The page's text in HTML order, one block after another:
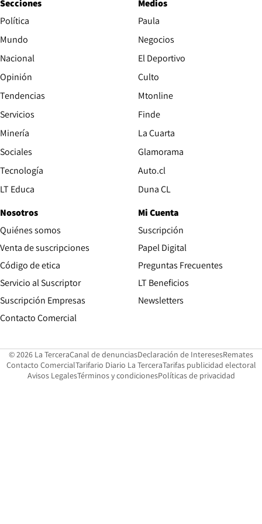
Secciones
Política
Mundo
Nacional
Opinión
Tendencias
Servicios
Minería
Sociales
Tecnología
LT Educa
Medios
Paula
Negocios
El Deportivo
Culto
Mtonline
Finde
La Cuarta
Glamorama
Auto.cl
Duna CL
Nosotros
Quiénes somos
Venta de suscripciones
Código de etica Opens in new window
Servicio al Suscriptor
Suscripción Empresas
Contacto Comercial
Mi Cuenta
Suscripción
Papel Digital
Preguntas Frecuentes
LT Beneficios
Newsletters
© 2026 La TerceraCanal de denunciasOpens in new window
Declaración de InteresesOpens in
Remates
Contacto ComercialOpens in new window
Tarifario Diario La TerceraOpens in new window
Tarifas publicidad electoral
Avisos LegalesOpens in new window
Términos y condicionesPolíticas de privacidad